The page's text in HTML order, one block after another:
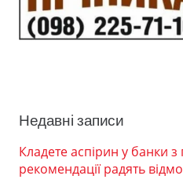
Недавні записи
Кладете аспірин у банки
рекомендації радять